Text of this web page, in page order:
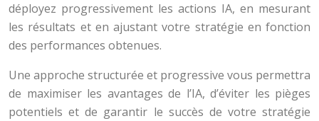
déployez progressivement les actions IA, en mesurant
les résultats et en ajustant votre stratégie en fonction
des performances obtenues.
Une approche structurée et progressive vous permettra
de maximiser les avantages de l’IA, d’éviter les pièges
potentiels et de garantir le succès de votre stratégie